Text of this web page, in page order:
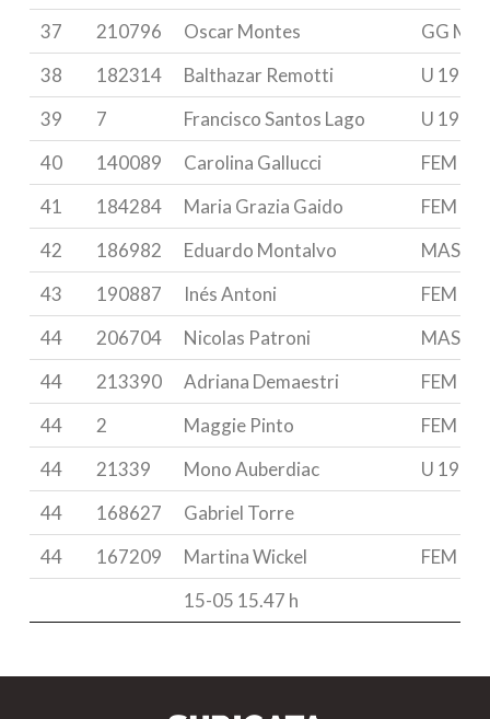
37
210796 Oscar Montes
GG
38
182314 Balthazar Remotti
U 19
39
7 Francisco Santos Lago
U 19
40
140089 Carolina Gallucci
FEM &
41
184284 Maria Grazia Gaido
FEM
42
186982 Eduardo Montalvo
43
190887 Inés Antoni
FEM &
44
206704 Nicolas Patroni
44
213390 Adriana Demaestri
FEM &
44
2 Maggie Pinto
FEM &
44
21339 Mono Auberdiac
U 19
44
168627
Gabriel Torre
44
167209 Martina Wickel
FEM &
15-05 15.47 h